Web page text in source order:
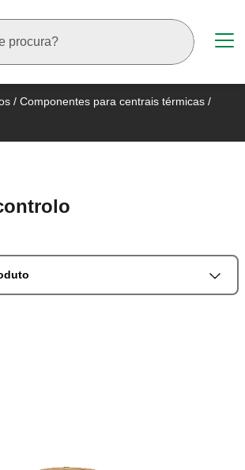
/ Componentes para centrais térmicas /